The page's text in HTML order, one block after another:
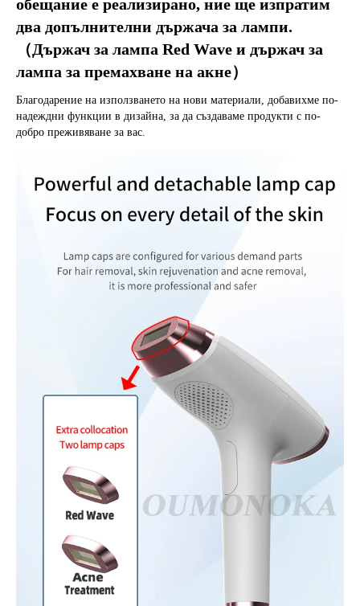
обещание е реализирано, ние ще изпратим
два допълнителни държача за лампи.
（Държач за лампа Red Wave и държач за
лампа за премахване на акне）
Благодарение на използването на нови материали, добавихме по-
надеждни функции в дизайна, за да създаваме продукти с по-
добро преживяване за вас.